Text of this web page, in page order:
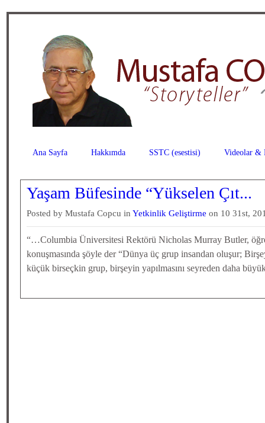
Ana Sayfa Hakkımda SSTC (esestisi) Videolar &
Yaşam Büfesinde “Yükselen Çıt...
Posted by Mustafa Copcu in Yetkinlik Geliştirme on 10 31st,
“…Columbia Üniversitesi Rektörü Nicholas Murray Butler,
konuşmasında şöyle der “Dünya üç grup insandan oluşur;
küçük birseçkin grup, birşeyin yapılmasını seyreden daha